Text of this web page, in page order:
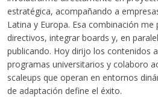
estratégica, acompañando a
Latina y Europa. Esa combinación
directivos, integrar boards y, en
publicando. Hoy dirijo los contenidos
programas universitarios y colaboro
scaleups que operan en entornos
de adaptación define el éxito.